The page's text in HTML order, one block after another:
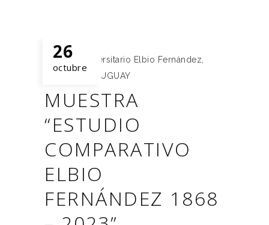
26
octubre
Instituto Universitario Elbio Fernández
IUEF URUGUAY
MUESTRA
“ESTUDIO
COMPARATIVO
ELBIO
FERNÁNDEZ 1868